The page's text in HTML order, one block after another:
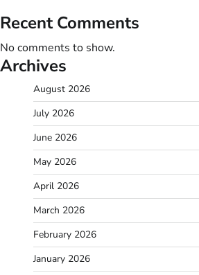
Recent Comments
No comments to show.
Archives
August 2026
July 2026
June 2026
May 2026
April 2026
March 2026
February 2026
January 2026